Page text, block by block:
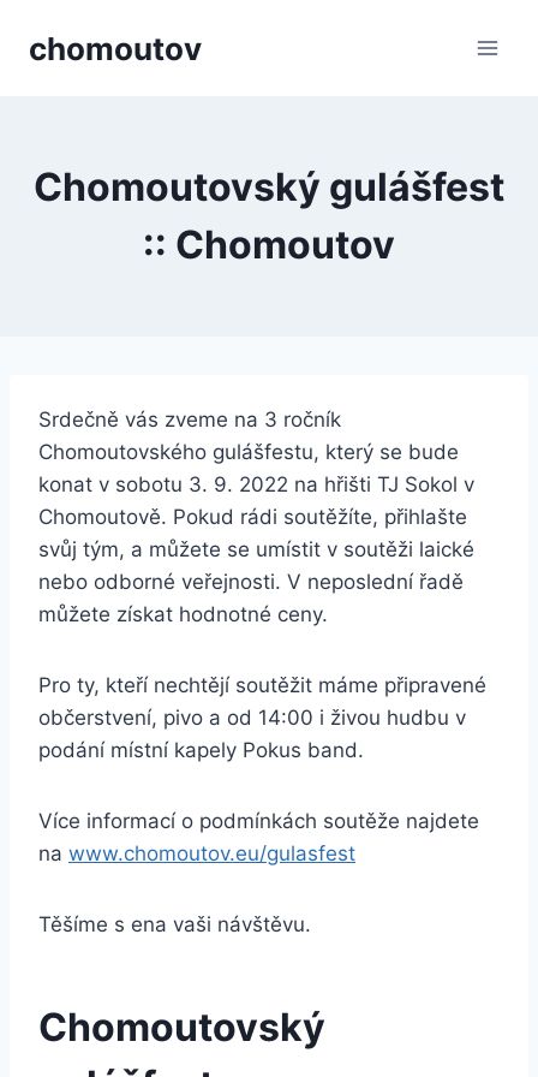
chomoutov
Chomoutovský gulášfest
:: Chomoutov
Srdečně vás zveme na 3 ročník
Chomoutovského gulášfestu, který se bude
konat v sobotu 3. 9. 2022 na hřišti TJ Sokol v
Chomoutově. Pokud rádi soutěžíte, přihlašte
svůj tým, a můžete se umístit v soutěži laické
nebo odborné veřejnosti. V neposlední řadě
můžete získat hodnotné ceny.
Pro ty, kteří nechtějí soutěžit máme připravené
občerstvení, pivo a od 14:00 i živou hudbu v
podání místní kapely Pokus band.
Více informací o podmínkách soutěže najdete
na www.chomoutov.eu/gulasfest
Těšíme s ena vaši návštěvu.
Chomoutovský